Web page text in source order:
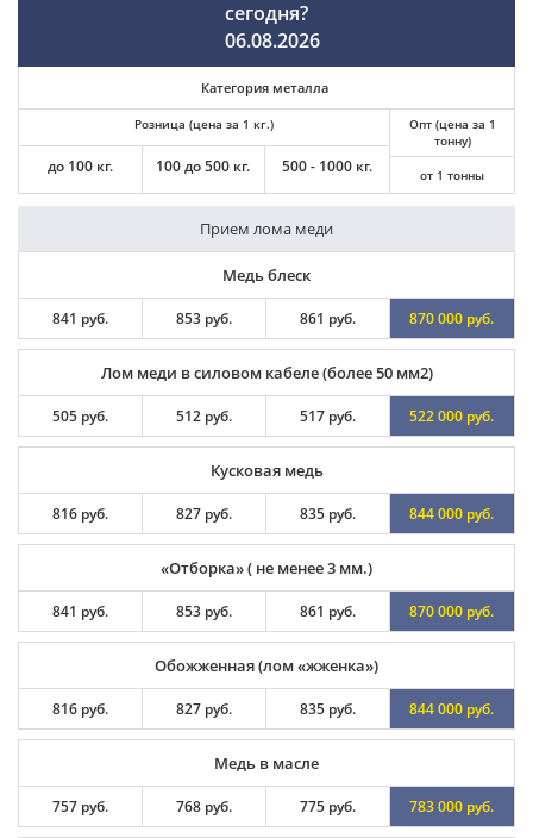
сегодня?
06.08.2026
Категория металла
Розница (цена за 1 кг.)
до 100 кг. 100 до 500 кг. 500 - 1000 кг.
Опт (цена за 1
тонну)
от 1 тонны
Прием лома меди
Медь блеск
841 руб. 853 руб. 861 руб. 870 000 руб.
Лом меди в силовом кабеле (более 50 мм2)
505 руб. 512 руб. 517 руб. 522 000 руб.
Кусковая медь
816 руб. 827 руб. 835 руб. 844 000 руб.
«Отборка» ( не менее 3 мм.)
841 руб. 853 руб. 861 руб. 870 000 руб.
Обожженная (лом «жженка»)
816 руб. 827 руб. 835 руб. 844 000 руб.
Медь в масле
757 руб. 768 руб. 775 руб. 783 000 руб.